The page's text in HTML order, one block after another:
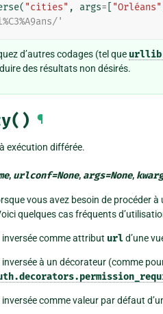
( "cities" , args= "Orléans"
'
d’autres codages (tel que
des résultats non désirés.
¶
à exécution différée.
, urlconf=None, args=None,
vous avez besoin de procéder à
quelques cas fréquents
comme attribut urld’une
à un décorateur (comme
comme valeur par défaut